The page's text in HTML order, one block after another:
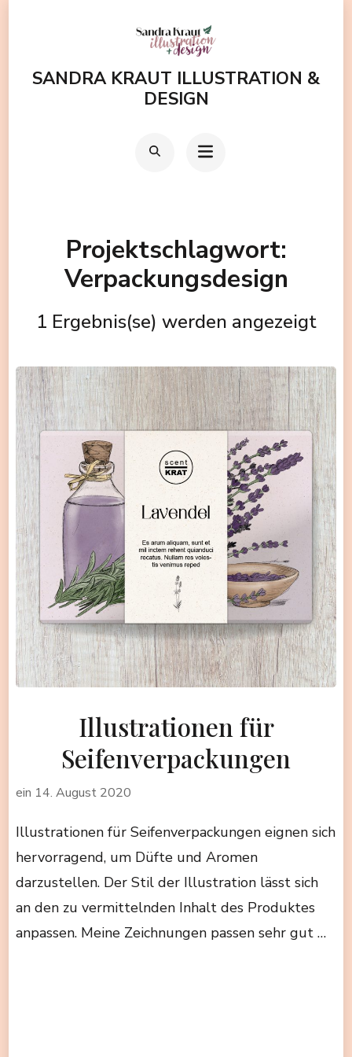
(EnterSANDRA KRAUT ILLUSTRATION &
DESIGN
Projektschlagwort:
Verpackungsdesign
1 Ergebnis(se) werden angezeigt
Illustrationen für
Seifenverpackungen
ein 14. August 2020
Illustrationen für Seifenverpackungen eignen sich
hervorragend, um Düfte und Aromen
darzustellen. Der Stil der Illustration lässt sich
an den zu vermittelnden Inhalt des Produktes
anpassen. Meine Zeichnungen passen sehr gut …